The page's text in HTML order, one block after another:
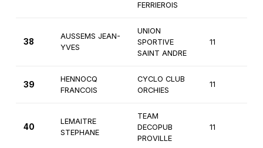
FERRIEROIS
38
AUSSEMS JEAN-
YVES
UNION
SPORTIVE
SAINT ANDRE
11
39
HENNOCQ
FRANCOIS
CYCLO CLUB
ORCHIES
11
40
LEMAITRE
STEPHANE
TEAM
DECOPUB
PROVILLE
11